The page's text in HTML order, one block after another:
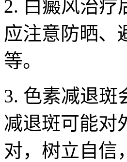
2. 白癜风治疗
应注意防晒、
等。
3. 色素减退斑
减退斑可能对
对，树立自信